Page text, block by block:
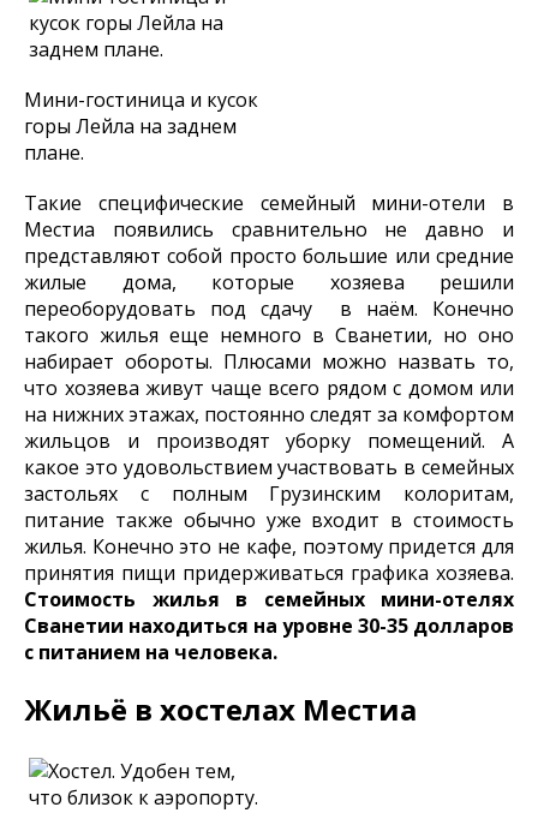
Мини-гостиница и кусок
горы Лейла на заднем
плане.
Такие специфические семейный мини-отели в
Местиа появились сравнительно не давно и
представляют собой просто большие или средние
жилые дома, которые хозяева решили
переоборудовать под сдачу в наём. Конечно
такого жилья еще немного в Сванетии, но оно
набирает обороты. Плюсами можно назвать то,
что хозяева живут чаще всего рядом с домом или
на нижних этажах, постоянно следят за комфортом
жильцов и производят уборку помещений. А
какое это удовольствием участвовать в семейных
застольях с полным Грузинским колоритам,
питание также обычно уже входит в стоимость
жилья. Конечно это не кафе, поэтому придется для
принятия пищи придерживаться графика хозяева.
Стоимость жилья в семейных мини-отелях
Сванетии находиться на уровне 30-35 долларов
с питанием на человека.
Жильё в хостелах Местиа